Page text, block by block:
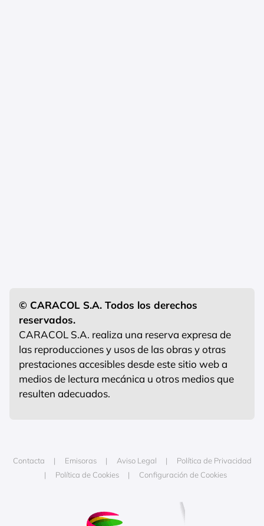
© CARACOL S.A. Todos los derechos
reservados.
CARACOL S.A. realiza una reserva expresa de
las reproducciones y usos de las obras y otras
prestaciones accesibles desde este sitio web a
medios de lectura mecánica u otros medios que
resulten adecuados.
Contacta Emisoras Aviso Legal
Política de Privacidad
Política de Cookies
Configuración de Cookies